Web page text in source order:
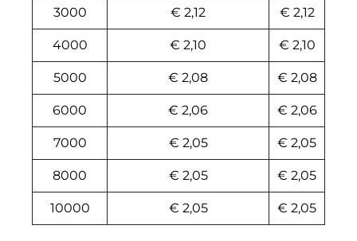
3000 € 2,12 € 2,12
4000 € 2,10 € 2,10
5000 € 2,08 € 2,08
6000 € 2,06 € 2,06
7000 € 2,05 € 2,05
8000 € 2,05 € 2,05
10000 € 2,05 € 2,05